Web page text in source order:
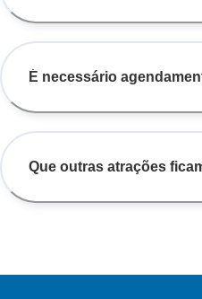
É necessário
Que outras atrações